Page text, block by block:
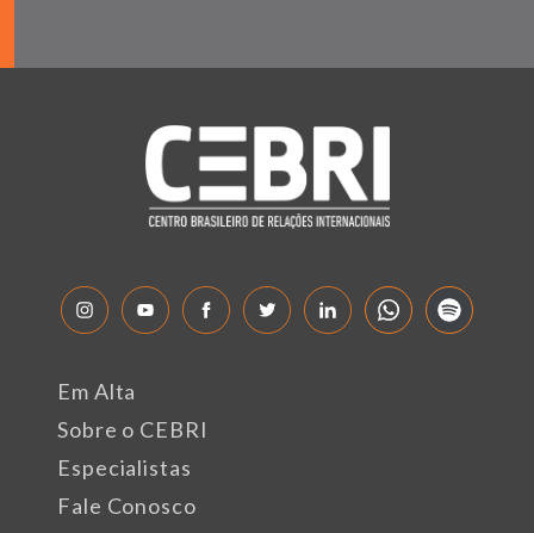
Em Alta
Sobre o CEBRI
Especialistas
Fale Conosco